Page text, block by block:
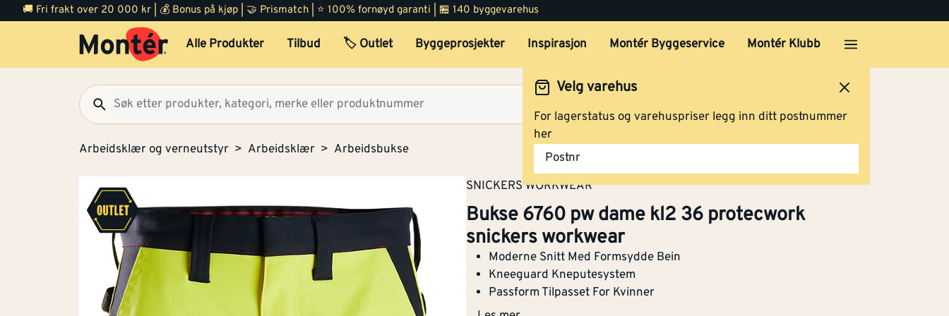
🚚 Fri frakt over 20 000 kr | 💰 Bonus på kjøp | 🤝 Prismatch | ⭐ 100% fornøyd garanti | 🏪 140 byggevarehus
Alle Produkter Tilbud 🏷️ Outlet Byggeprosjekter Inspirasjon Montér Byggeservice Montér Klubb
Velg varehus
For lagerstatus og varehuspriser legg inn ditt postnummer
her
Postnr
Arbeidsklær og verneutstyr Arbeidsklær Arbeidsbukse
SNICKERS WORKWEAR
Bukse 6760 pw dame kl2 36 protecwork
snickers workwear
Moderne Snitt Med Formsydde Bein
Kneeguard Kneputesystem
Passform Tilpasset For Kvinner